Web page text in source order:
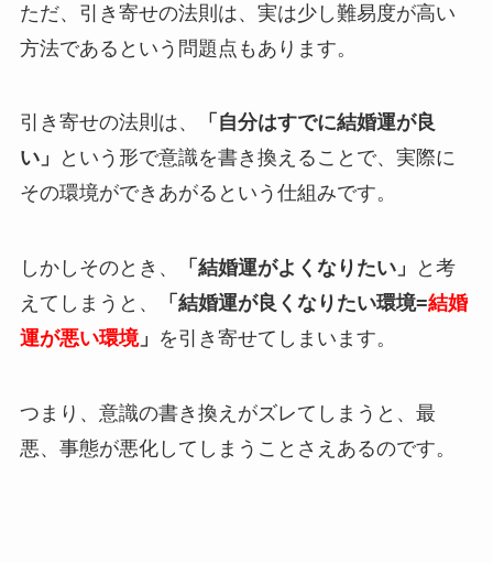
ただ、引き寄せの法則は、実は少し難易度が高い
方法であるという問題点もあります。
引き寄せの法則は、
「自分はすでに結婚運が良
い」
という形で意識を書き換えることで、実際に
その環境ができあがるという仕組みです。
しかしそのとき、 「結婚運がよくなりたい」
と考
えてしまうと、
「結婚運が良くなりたい環境=結婚
運が悪い環境」 を引き寄せてしまいます。
つまり、意識の書き換えがズレてしまうと、最
悪、事態が悪化してしまうことさえあるのです。